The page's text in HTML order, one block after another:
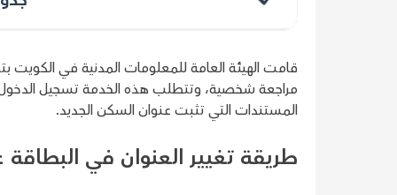
قامت الهيئة العامة للمعلومات المدنية في الكويت
مراجعة شخصية، وتتطلب هذه الخدمة تسجيل
المستندات التي تثبت عنوان السكن الجديد.
طريقة تغيير العنوان في